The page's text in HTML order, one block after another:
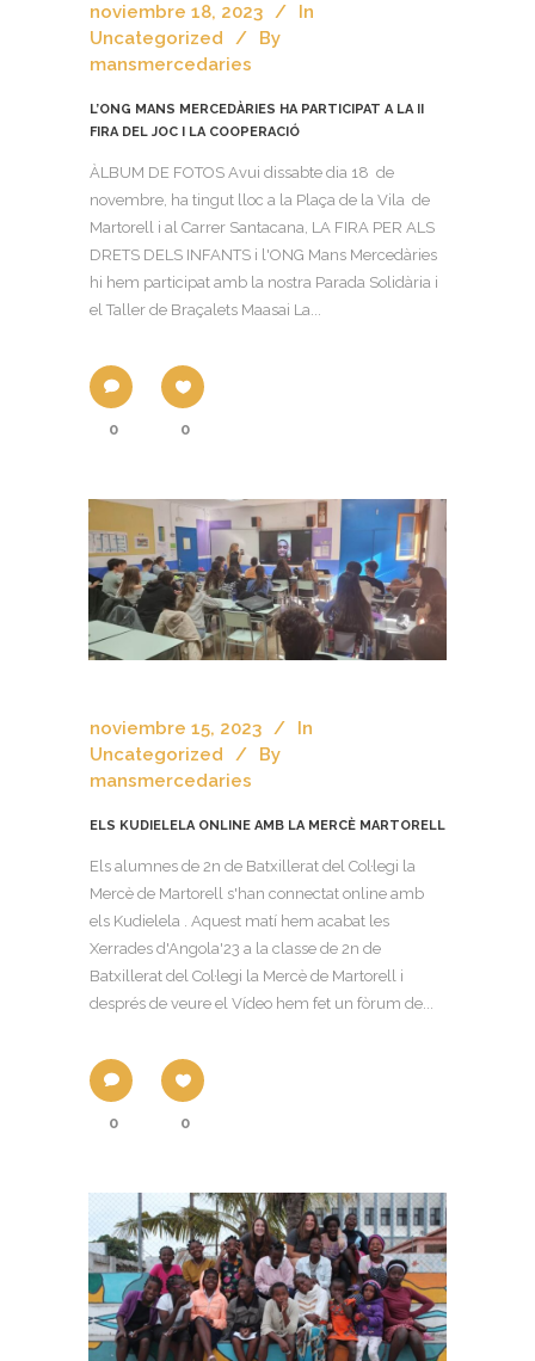
noviembre 18, 2023
In
Uncategorized
By
mansmercedaries
L’ONG MANS MERCEDÀRIES HA PARTICIPAT A LA II
FIRA DEL JOC I LA COOPERACIÓ
ÀLBUM DE FOTOS Avui dissabte dia 18 de
novembre, ha tingut lloc a la Plaça de la Vila de
Martorell i al Carrer Santacana, LA FIRA PER ALS
DRETS DELS INFANTS i l'ONG Mans Mercedàries
hi hem participat amb la nostra Parada Solidària i
el Taller de Braçalets Maasai La...
0 0
noviembre 15, 2023
In
Uncategorized
By
mansmercedaries
ELS KUDIELELA ONLINE AMB LA MERCÈ MARTORELL
Els alumnes de 2n de Batxillerat del Col·legi la
Mercè de Martorell s'han connectat online amb
els Kudielela . Aquest matí hem acabat les
Xerrades d'Angola'23 a la classe de 2n de
Batxillerat del Col·legi la Mercè de Martorell i
després de veure el Vídeo hem fet un fòrum de...
0 0